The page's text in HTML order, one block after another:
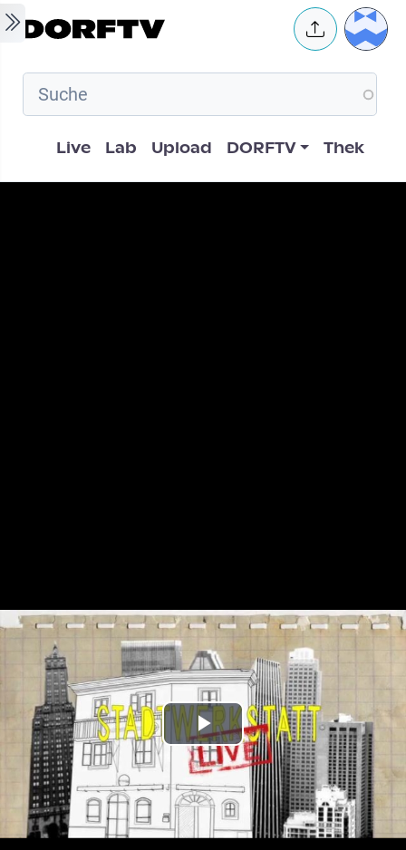
Skip to main content User
Hauptnavigation
Live Lab Upload DORFTV Thek
Play
Video